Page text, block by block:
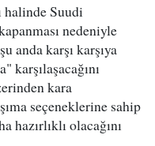
Suudi
nedeniyle
anda karşı karşıya
kara
seçeneklerine sahip
hazırlıklı olacağını